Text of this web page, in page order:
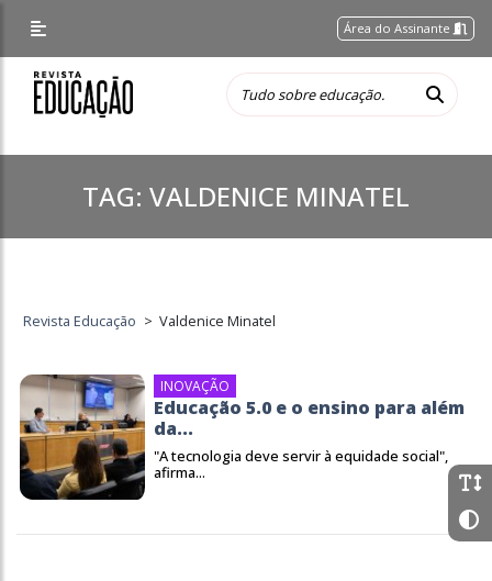
Área do Assinante
TAG: VALDENICE MINATEL
Revista Educação > Valdenice Minatel
INOVAÇÃO
Educação 5.0 e o ensino para além
da...
"A tecnologia deve servir à equidade social",
afirma...